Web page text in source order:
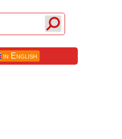
in English